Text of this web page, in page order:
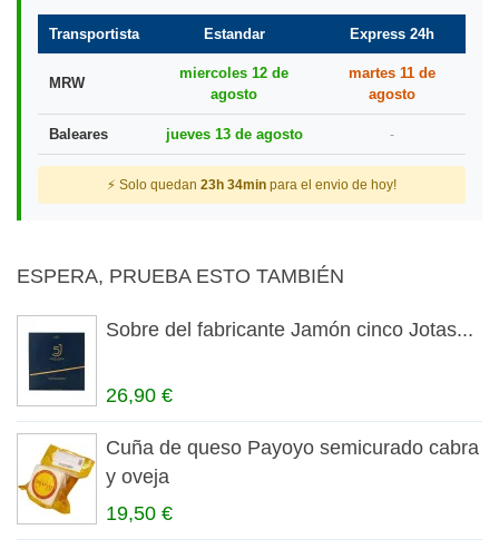
Transportista Estandar Express 24h
MRW
miercoles 12 de
agosto
martes 11 de
agosto
Baleares jueves 13 de agosto -
⚡ Solo quedan 23h 34min para el envio de hoy!
ESPERA, PRUEBA ESTO TAMBIÉN
Sobre del fabricante Jamón cinco Jotas...
26,90 €
Cuña de queso Payoyo semicurado cabra
y oveja
19,50 €